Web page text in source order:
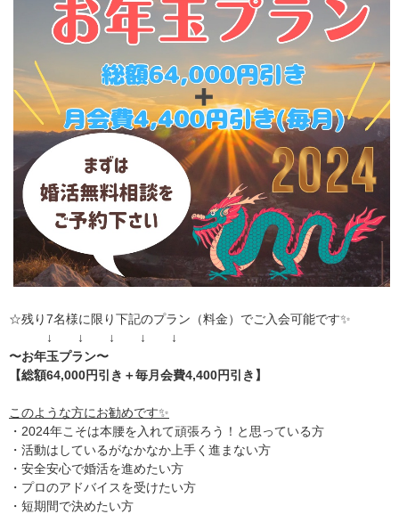
☆残り7名様に限り下記のプラン（料金）でご入会可能です✨
↓ ↓ ↓ ↓ ↓
〜お年玉プラン〜
【総額64,000円引き＋毎月会費4,400円引き】
このような方にお勧めです✨
・2024年こそは本腰を入れて頑張ろう！と思っている方
・活動はしているがなかなか上手く進まない方
・安全安心で婚活を進めたい方
・プロのアドバイスを受けたい方
・短期間で決めたい方